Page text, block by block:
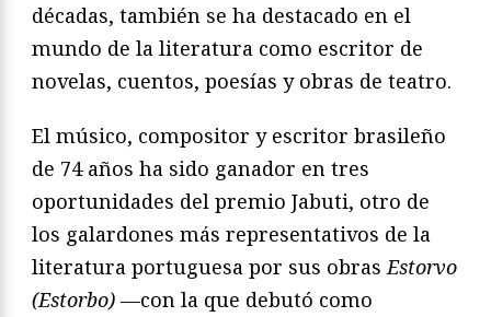
décadas, también se ha destacado en el
mundo de la literatura como escritor de
novelas, cuentos, poesías y obras de teatro.
El músico, compositor y escritor brasileño
de 74 años ha sido ganador en tres
oportunidades del premio Jabuti, otro de
los galardones más representativos de la
literatura portuguesa por sus obras Estorvo
(Estorbo) —con la que debutó como